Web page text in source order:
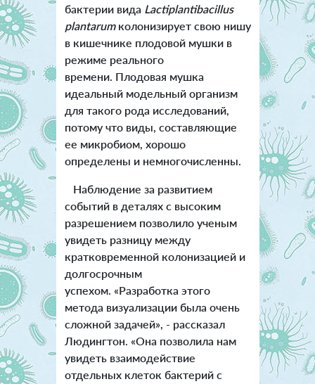
бактерии вида Lactiplantibacillus
plantarumколонизирует свою нишу
в кишечнике плодовой мушки в
режиме реального
времени. Плодовая мушка
идеальный модельный организм
для такого рода исследований,
потому что виды, составляющие
ее микробиом, хорошо
определены и немногочисленны.
Наблюдение за развитием
событий в деталях с высоким
разрешением позволило ученым
увидеть разницу между
кратковременной колонизацией и
долгосрочным
успехом. «Разработка этого
метода визуализации была очень
сложной задачей», - рассказал
Людингтон. «Она позволила нам
увидеть взаимодействие
отдельных клеток бактерий с